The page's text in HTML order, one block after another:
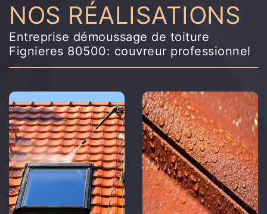
NOS RÉALISATIONS
Entreprise démoussage de toiture
Fignieres 80500: couvreur professionnel